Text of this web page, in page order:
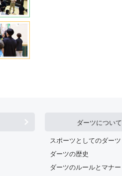
ダーツについて
スポーツとしてのダーツ
ダーツの歴史
ダーツのルールとマナー